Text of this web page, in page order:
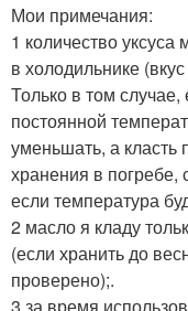
Мои примечания:
1 количество
в холодильнике
Только в том
постоянной
уменьшать, а
хранения в погребе,
если температура
2 масло я кладу
(если хранить до
проверено);.